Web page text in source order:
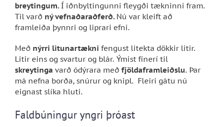
breytingum. Í iðnbyltingunni fleygði tækninni fram.
Til varð ný vefnaðaraðferð. Nú var kleift að
framleiða þynnri og liprari efni.
Með nýrri litunartækni fengust litekta dökkir litir.
Litir eins og svartur og blár. Ýmist fínerí til
skreytinga varð ódýrara með fjöldaframleiðslu. Þar
má nefna borða, snúrur og knipl. Fleiri gátu nú
eignast slíka hluti.
Faldbúningur yngri þróast